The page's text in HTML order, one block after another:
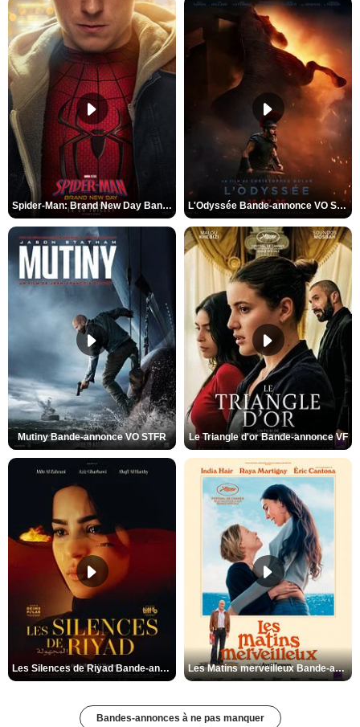
Spider-Man: Brand New Day Bande-annonce VO STFR L'Odyssée Bande-annonce VO STFR
Mutiny Bande-annonce VO STFR Le Triangle d'or Bande-annonce VF
Les Silences de Riyad Bande-annonce VO STFR Les Matins merveilleux Bande-annonce VF
Bandes-annonces à ne pas manquer